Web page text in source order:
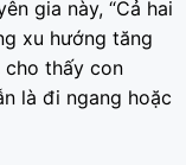
gia này, “Cả hai
xu hướng tăng
cho thấy con
là đi ngang hoặc